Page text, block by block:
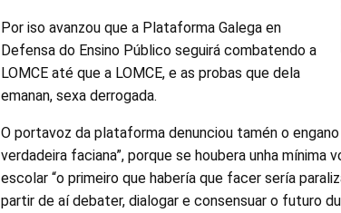
Por iso avanzou que a Plataforma Galega en
Defensa do Ensino Público seguirá combatendo a
LOMCE até que a LOMCE, e as probas que dela
emanan, sexa derrogada.
O portavoz da plataforma denunciou tamén o
verdadeira faciana”, porque se houbera unha
escolar “o primeiro que habería que facer sería
partir de aí debater, dialogar e consensuar o futuro